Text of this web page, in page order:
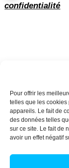
Pour offrir les
telles que les cookies
appareils. Le fait de
des données telles
sur ce site. Le fait de
avoir un effet négatif
confidentialité